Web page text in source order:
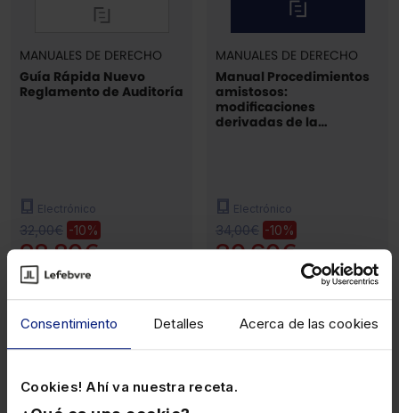
Consentimiento Detalles Acerca de las cookies
Cookies! Ahí va nuestra receta.
MANUALES DE DERECHO
Guía Rápida Nuevo
Reglamento de Auditoría
Electrónico
32,00€ -10%
28,80€
MANUALES DE DERECHO
Manual Procedimientos
amistosos:
modificaciones
derivadas de la
Electrónico
34,00€ -10%
30,60€